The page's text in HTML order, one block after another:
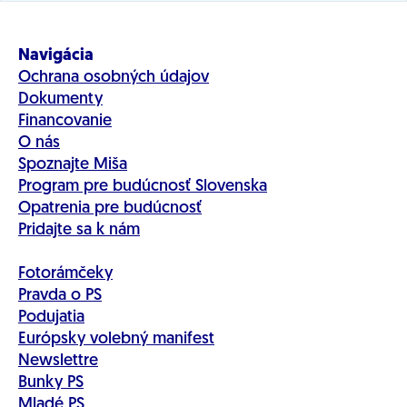
Navigácia
Ochrana osobných údajov
Dokumenty
Financovanie
O nás
Spoznajte Miša
Program pre budúcnosť Slovenska
Opatrenia pre budúcnosť
Pridajte sa k nám
Fotorámčeky
Pravda o PS
Podujatia
Európsky volebný manifest
Newslettre
Bunky PS